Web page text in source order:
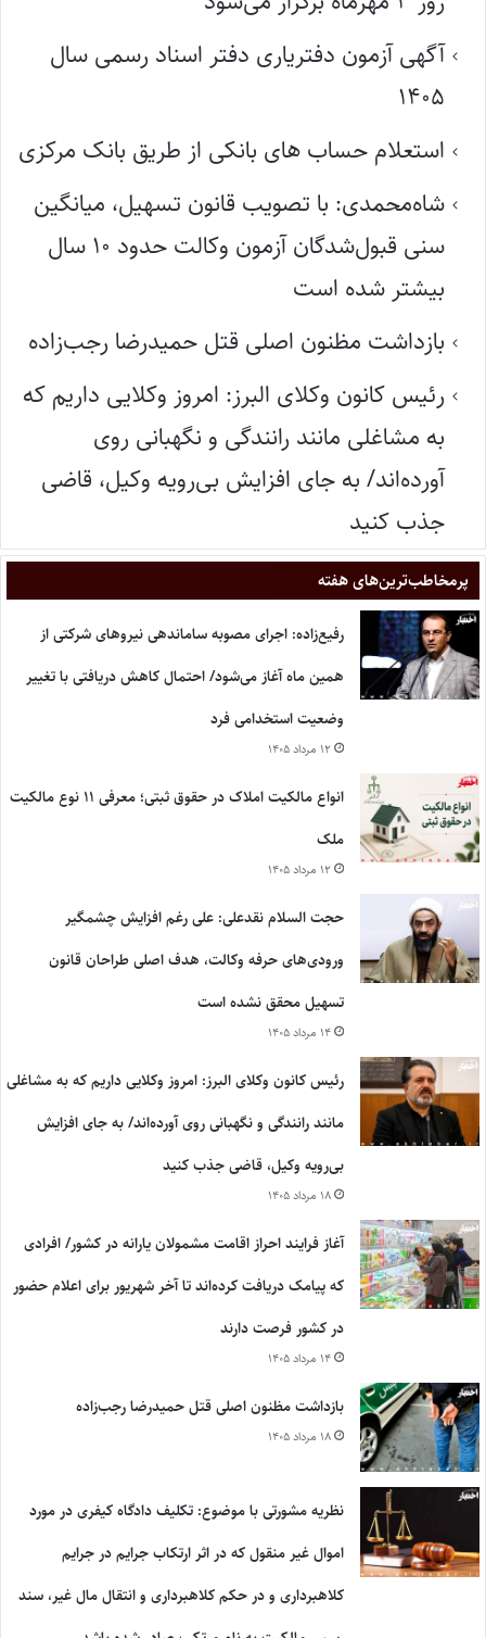
آگهی آزمون دفتریاری دفتر اسناد رسمی سال
۱۴۰۵
استعلام حساب های بانکی از طریق بانک مرکزی
شاه‌محمدی: با تصویب قانون تسهیل، میانگین
سنی قبول‌شدگان آزمون وکالت حدود ۱۰ سال
بیشتر شده است
بازداشت مظنون اصلی قتل حمیدرضا رجب‌زاده
رئیس کانون وکلای البرز: امروز وکلایی داریم که
به مشاغلی مانند رانندگی و نگهبانی روی
آورده‌اند/ به جای افزایش بی‌رویه وکیل، قاضی
جذب کنید
پر‌مخاطب‌ترین‌های هفته
رفیع‌زاده: اجرای مصوبه ساماندهی نیروهای شرکتی از
همین ماه آغاز می‌شود/ احتمال کاهش دریافتی با تغییر
وضعیت استخدامی فرد
۱۲ مرداد ۱۴۰۵
انواع مالکیت املاک در حقوق ثبتی؛ معرفی ۱۱ نوع مالکیت
ملک
۱۲ مرداد ۱۴۰۵
حجت السلام نقدعلی: علی رغم افزایش چشمگیر
ورودی‌های حرفه وکالت، هدف اصلی طراحان قانون
تسهیل محقق نشده است
۱۴ مرداد ۱۴۰۵
رئیس کانون وکلای البرز: امروز وکلایی داریم که به مشاغلی
مانند رانندگی و نگهبانی روی آورده‌اند/ به جای افزایش
بی‌رویه وکیل، قاضی جذب کنید
۱۸ مرداد ۱۴۰۵
آغاز فرایند احراز اقامت مشمولان یارانه در کشور/ افرادی
که پیامک دریافت کرده‌اند تا آخر شهریور برای اعلام حضور
در کشور فرصت دارند
۱۴ مرداد ۱۴۰۵
بازداشت مظنون اصلی قتل حمیدرضا رجب‌زاده
۱۸ مرداد ۱۴۰۵
نظریه مشورتی با موضوع: تکلیف دادگاه کیفری در مورد
اموال غیر منقول که در اثر ارتکاب جرایم در جرایم
کلاهبرداری و در حکم کلاهبرداری و انتقال مال غیر، سند